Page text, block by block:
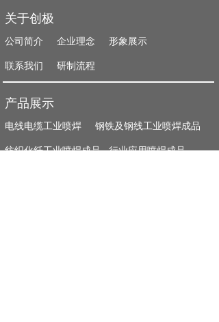
关于创极
公司简介 企业理念 形象展示
联系我们 研制流程
产品展示
电线电缆工业喷焊 钢铁及钢线工业喷焊成品
纺织化纤工业喷焊成品 行业应用喷焊成品